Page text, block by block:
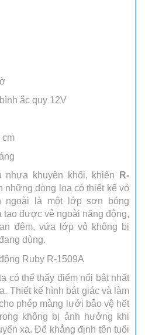
ắc quy 12V
cm
nhựa khuyên khối, khiến
R-
những dòng loa có thiết kế vỏ
ngoài là một lớp sơn bóng
tạo được vẻ ngoài năng động,
đêm, vứa lớp vỏ không bị
dùng.
có thể thấy điểm nổi bật nhất
Thiết kế hình bát giác và làm
phép màng lưới bảo vệ hết
không bị ảnh hưởng khi
xa. Để khẳng định tên tuổi